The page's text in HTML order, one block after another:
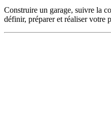
Construire un garage, suivre la
définir, préparer et réaliser votre